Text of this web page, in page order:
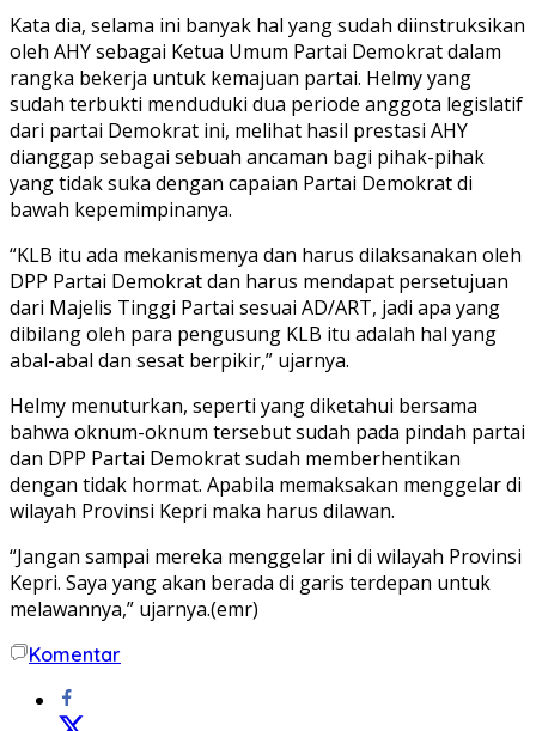
Kata dia, selama ini banyak hal yang sudah diinstruksikan
oleh AHY sebagai Ketua Umum Partai Demokrat dalam
rangka bekerja untuk kemajuan partai. Helmy yang
sudah terbukti menduduki dua periode anggota legislatif
dari partai Demokrat ini, melihat hasil prestasi AHY
dianggap sebagai sebuah ancaman bagi pihak-pihak
yang tidak suka dengan capaian Partai Demokrat di
bawah kepemimpinanya.
“KLB itu ada mekanismenya dan harus dilaksanakan oleh
DPP Partai Demokrat dan harus mendapat persetujuan
dari Majelis Tinggi Partai sesuai AD/ART, jadi apa yang
dibilang oleh para pengusung KLB itu adalah hal yang
abal-abal dan sesat berpikir,” ujarnya.
Helmy menuturkan, seperti yang diketahui bersama
bahwa oknum-oknum tersebut sudah pada pindah partai
dan DPP Partai Demokrat sudah memberhentikan
dengan tidak hormat. Apabila memaksakan menggelar di
wilayah Provinsi Kepri maka harus dilawan.
“Jangan sampai mereka menggelar ini di wilayah Provinsi
Kepri. Saya yang akan berada di garis terdepan untuk
melawannya,” ujarnya.(emr)
Komentar